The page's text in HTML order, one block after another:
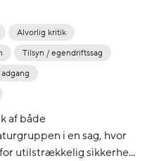
Alvorlig kritik
Tilsyn / egendriftssag
af både
i en sag, hvor
utilstrækkelig sikkerhe...